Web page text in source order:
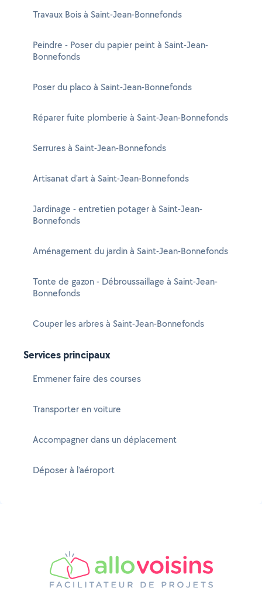
Travaux Bois à Saint-Jean-Bonnefonds
Peindre - Poser du papier peint à Saint-Jean-
Bonnefonds
Poser du placo à Saint-Jean-Bonnefonds
Réparer fuite plomberie à Saint-Jean-Bonnefonds
Serrures à Saint-Jean-Bonnefonds
Artisanat d'art à Saint-Jean-Bonnefonds
Jardinage - entretien potager à Saint-Jean-
Bonnefonds
Aménagement du jardin à Saint-Jean-Bonnefonds
Tonte de gazon - Débroussaillage à Saint-Jean-
Bonnefonds
Couper les arbres à Saint-Jean-Bonnefonds
Services principaux
Emmener faire des courses
Transporter en voiture
Accompagner dans un déplacement
Déposer à l'aéroport